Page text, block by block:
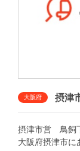
大阪府 摂津
摂津市営 鳥飼
大阪府摂津市に